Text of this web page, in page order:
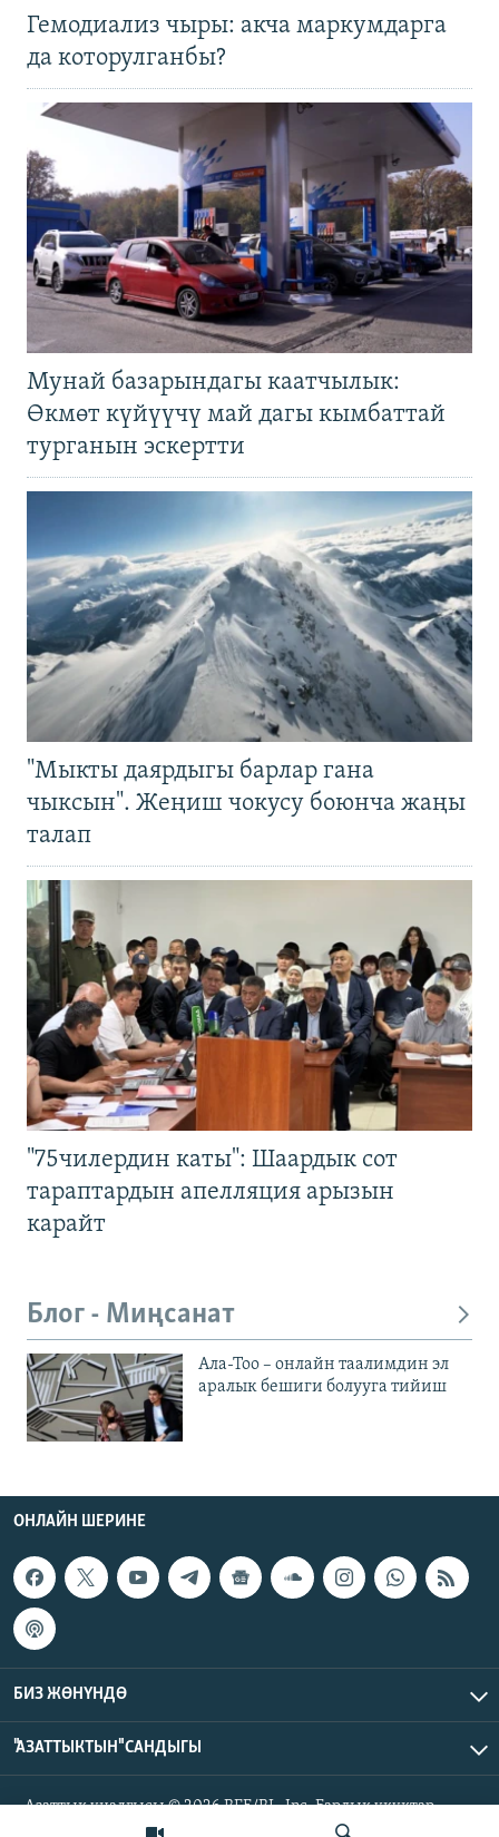
Гемодиализ чыры: акча маркумдарга
да которулганбы?
Мунай базарындагы каатчылык:
Өкмөт күйүүчү май дагы кымбаттай
турганын эскертти
"Мыкты даярдыгы барлар гана
чыксын". Жеңиш чокусу боюнча жаңы
талап
"75чилердин каты": Шаардык сот
тараптардын апелляция арызын
карайт
Блог - Миңсанат
Ала-Тоо – онлайн таалимдин эл
аралык бешиги болууга тийиш
ОНЛАЙН ШЕРИНЕ
БИЗ ЖӨНҮНДӨ
"АЗАТТЫКТЫН" САНДЫГЫ
Азаттык үналгысы © 2026 RFE/RL, Inc. Бардык укуктар